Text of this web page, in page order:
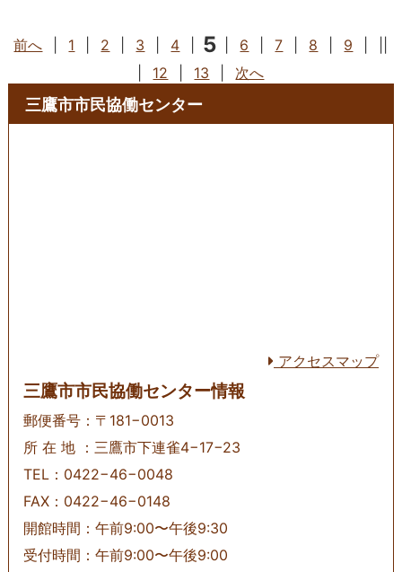
前へ 1 2 3 4 5 6 7 8 9
12 13 次へ
三鷹市市民協働センター
アクセスマップ
三鷹市市民協働センター情報
郵便番号：〒181−0013
所 在 地 ：三鷹市下連雀4−17−23
TEL：0422−46−0048
FAX：0422−46−0148
開館時間：午前9:00〜午後9:30
受付時間：午前9:00〜午後9:00